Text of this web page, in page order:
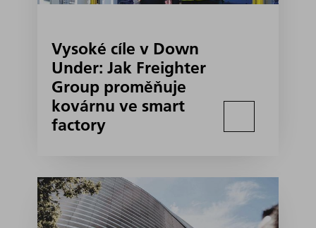
Vysoké cíle v Down
Under: Jak Freighter
Group proměňuje
kovárnu ve smart
factory